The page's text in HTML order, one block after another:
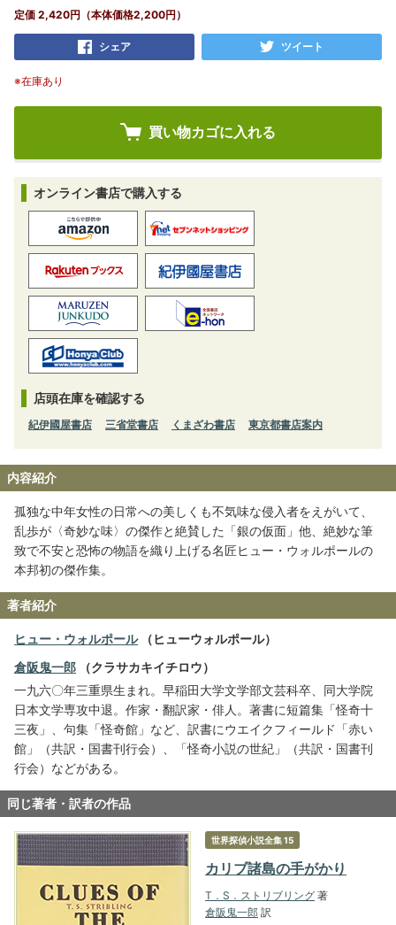
定価 2,420円（本体価格2,200円）
シェア ツイート
※在庫あり
オンライン書店で購入する
店頭在庫を確認する
紀伊國屋書店 三省堂書店 くまざわ書店 東京都書店案内
内容紹介
孤独な中年女性の日常への美しくも不気味な侵入者をえがいて、
乱歩が〈奇妙な味〉の傑作と絶賛した「銀の仮面」他、絶妙な筆
致で不安と恐怖の物語を織り上げる名匠ヒュー・ウォルポールの
本邦初の傑作集。
著者紹介
ヒュー・ウォルポール（ヒューウォルポール）
倉阪鬼一郎 （クラサカキイチロウ）
一九六〇年三重県生まれ。早稲田大学文学部文芸科卒、同大学院
日本文学専攻中退。作家・翻訳家・俳人。著書に短篇集「怪奇十
三夜」、句集「怪奇館」など、訳書にウエイクフィールド「赤い
館」（共訳・国書刊行会）、「怪奇小説の世紀」（共訳・国書刊
行会）などがある。
同じ著者・訳者の作品
世界探偵小説全集 15
カリブ諸島の手がかり
T．S．ストリブリング 著
倉阪鬼一郎 訳